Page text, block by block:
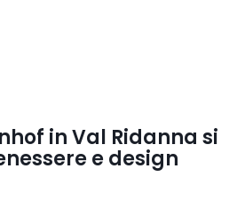
in Val Ridanna si
e design